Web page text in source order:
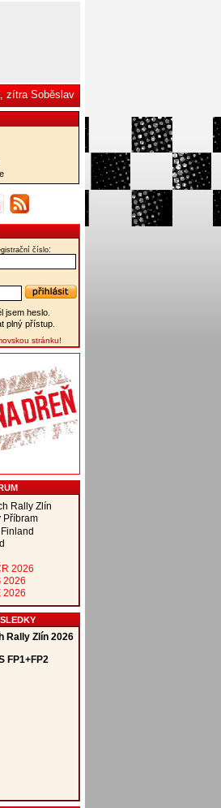
zítra Soběslav
číslo:
jsem heslo.
plný přístup.
stránku!
Rally Zlín
Příbram
2026
2026
2026